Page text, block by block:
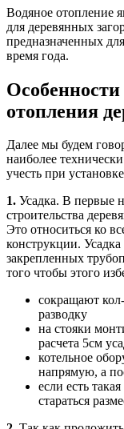
Водяное отопление
для деревянных
предназначенных
время года.
отопления
Далее мы будем
наиболее
учесть при
1. Усадка. В первые
строительства
Это относиться ко
конструкции.
закрепленных
того чтобы этого
сокращают
разводку
на стояки
расчета 5см
котельное
напрямую, а
если есть
стараться